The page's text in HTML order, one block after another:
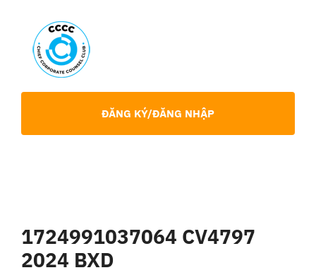
content
Chia Sẻ Chuyên Môn
ĐĂNG KÝ/ĐĂNG NHẬP
1724991037064 CV4797
2024 BXD